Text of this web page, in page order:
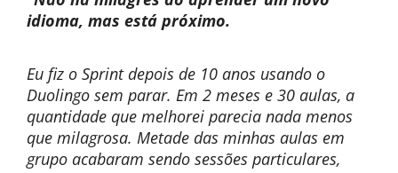
idioma, mas está próximo.
Eu fiz o Sprint depois de 10 anos usando o
Duolingo sem parar. Em 2 meses e 30 aulas, a
quantidade que melhorei parecia nada menos
que milagrosa. Metade das minhas aulas em
grupo acabaram sendo sessões particulares,